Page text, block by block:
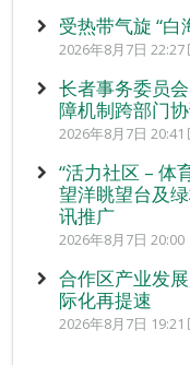
受热带气旋 “
2026年8月7日 22:27
长者事务委员
障机制跨部门
2026年8月7日 20:41
“活力社区 – 体
望洋眺望台及
讯推广
2026年8月7日 20:00
合作区产业发
际化再提速
2026年8月7日 19:21